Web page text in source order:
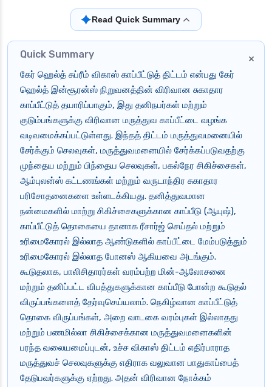
✦Read Quick Summary
×
Quick Summary
கேர் ஹெல்த் சுப்ரீம் விகாஸ் காப்பீட்டுத் திட்டம் என்பது கேர்
ஹெல்த் இன்சூரன்ஸ் நிறுவனத்தின் விரிவான சுகாதார
காப்பீட்டுத் தயாரிப்பாகும், இது தனிநபர்கள் மற்றும்
குடும்பங்களுக்கு விரிவான மருத்துவ காப்பீட்டை வழங்க
வடிவமைக்கப்பட்டுள்ளது. இந்தத் திட்டம் மருத்துவமனையில்
சேர்க்கும் செலவுகள், மருத்துவமனையில் சேர்க்கப்படுவதற்கு
முந்தைய மற்றும் பிந்தைய செலவுகள், பகல்நேர சிகிச்சைகள்,
ஆம்புலன்ஸ் கட்டணங்கள் மற்றும் வருடாந்திர சுகாதார
பரிசோதனைகளை உள்ளடக்கியது. தனித்துவமான
நன்மைகளில் மாற்று சிகிச்சைகளுக்கான காப்பீடு (ஆயுஷ்),
காப்பீட்டுத் தொகையை தானாக ரீசார்ஜ் செய்தல் மற்றும்
உரிமைகோரல் இல்லாத ஆண்டுகளில் காப்பீட்டை மேம்படுத்தும்
உரிமைகோரல் இல்லாத போனஸ் ஆகியவை அடங்கும்.
கூடுதலாக, பாலிசிதாரர்கள் வரம்பற்ற மின்-ஆலோசனை
மற்றும் தனிப்பட்ட விபத்துகளுக்கான காப்பீடு போன்ற கூடுதல்
விருப்பங்களைத் தேர்வுசெய்யலாம். நெகிழ்வான காப்பீட்டுத்
தொகை விருப்பங்கள், அறை வாடகை வரம்புகள் இல்லாதது
மற்றும் பணமில்லா சிகிச்சைக்கான மருத்துவமனைகளின்
பரந்த வலையமைப்புடன், உச்ச விகாஸ் திட்டம் எதிர்பாராத
மருத்துவச் செலவுகளுக்கு எதிராக வலுவான பாதுகாப்பைத்
தேடுபவர்களுக்கு ஏற்றது. அதன் விரிவான நோக்கம்